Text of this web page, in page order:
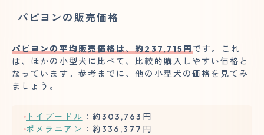
パピヨンの販売価格
パピヨンの平均販売価格は、約237,715円 です。これ
は、ほかの小型犬に比べて、比較的購入しやすい価格と
なっています。参考までに、他の小型犬の価格を見てみ
ましょう。
トイプードル ：約303,763円
ポメラニアン ：約336,377円